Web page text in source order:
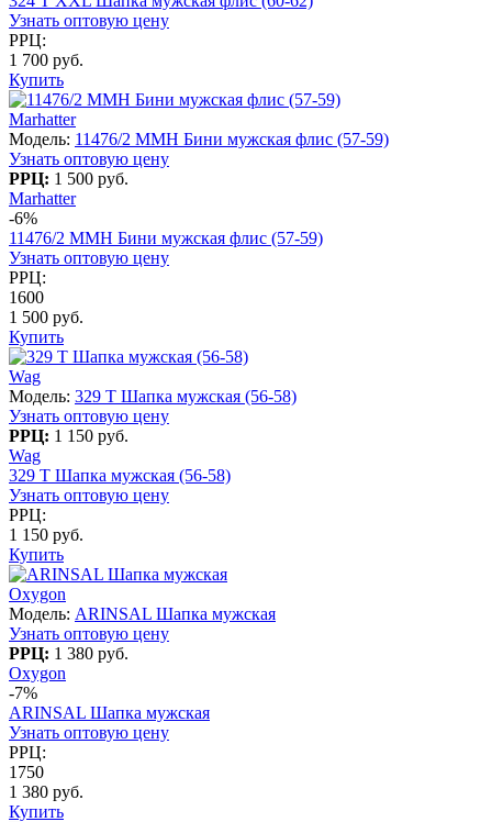
Узнать оптовую цену
РРЦ:
1 700 руб.
Купить
Marhatter
Модель: 11476/2 MMH Бини мужская флис (57-59)
Узнать оптовую цену
РРЦ: 1 500 руб.
Marhatter
-6%
11476/2 MMH Бини мужская флис (57-59)
Узнать оптовую цену
РРЦ:
1600
1 500 руб.
Купить
Wag
Модель: 329 T Шапка мужская (56-58)
Узнать оптовую цену
РРЦ: 1 150 руб.
Wag
329 T Шапка мужская (56-58)
Узнать оптовую цену
РРЦ:
1 150 руб.
Купить
Oxygon
Модель: ARINSAL Шапка мужская
Узнать оптовую цену
РРЦ: 1 380 руб.
Oxygon
-7%
ARINSAL Шапка мужская
Узнать оптовую цену
РРЦ:
1750
1 380 руб.
Купить